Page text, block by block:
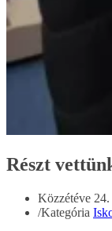
Részt
Közzétéve
/Kategória